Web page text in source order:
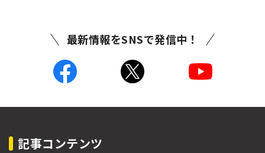
最新情報をSNSで発信中！
記事コンテンツ